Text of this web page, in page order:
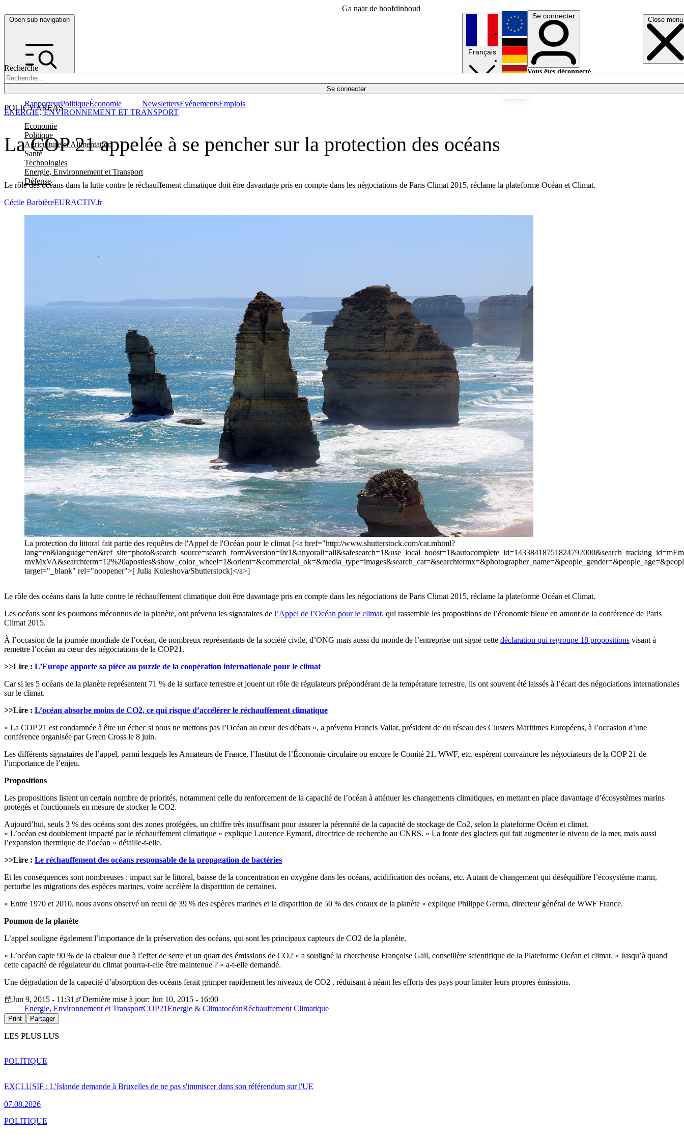
Ga naar de hoofdinhoud
Open sub navigation Close menu
Recherche
Se connecter
POLICY AREAS
Economie
Politique
Agriculture et Alimentation
Santé
Technologies
Energie, Environnement et Transport
Défense
RapporteurPolitiqueÉconomie NewslettersEvénementsEmplois
Français
English
Deutsch
Se connecter
Vous êtes déconnecté.
La COP 21 appelée à se pencher sur la protection des océans
Le rôle des océans dans la lutte contre le réchauffement climatique doit être davantage pris en compte dans les négociations de Paris Climat 2015, réclame la plateforme Océan et Climat.
ENERGIE, ENVIRONNEMENT ET TRANSPORT
Cécile BarbièreEURACTIV.fr
La protection du littoral fait partie des requêtes de l'Appel de l'Océan pour le climat [<a href="http://www.shutterstock.com/cat.mhtml?
target="_blank" rel="noopener">[ Julia Kuleshova/Shutterstock]</a>]
Le rôle des océans dans la lutte contre le réchauffement climatique doit être davantage pris en compte dans les négociations de Paris Climat 2015, réclame la plateforme Océan et Climat.
Les océans sont les poumons méconnus de la planète, ont prévenu les signataires de l’Appel de l’Océan pour le climat, qui rassemble les propositions de l’économie bleue en amont de la conférence de Paris
Climat 2015.
À l’occasion de la journée mondiale de l’océan, de nombreux représentants de la société civile, d’ONG mais aussi du monde de l’entreprise ont signé cette déclaration qui regroupe 18 propositions visant à
remettre l’océan au cœur des négociations de la COP21.
>>Lire : L’Europe apporte sa pièce au puzzle de la coopération internationale pour le climat
Car si les 5 océans de la planète représentent 71 % de la surface terrestre et jouent un rôle de régulateurs prépondérant de la température terrestre, ils ont souvent été laissés à l’écart des négociations internationales
sur le climat.
>>Lire : L’océan absorbe moins de CO2, ce qui risque d’accélérer le réchauffement climatique
« La COP 21 est condamnée à être un échec si nous ne mettons pas l’Océan au cœur des débats », a prévenu Francis Vallat, président de du réseau des Clusters Maritimes Européens, à l’occasion d’une
conférence organisée par Green Cross le 8 juin.
Les différents signataires de l’appel, parmi lesquels les Armateurs de France, l’Institut de l’Économie circulaire ou encore le Comité 21, WWF, etc. espèrent convaincre les négociateurs de la COP 21 de
l’importance de l’enjeu.
Propositions
Les propositions listent un certain nombre de priorités, notamment celle du renforcement de la capacité de l’océan à atténuer les changements climatiques, en mettant en place davantage d’écosystèmes marins
protégés et fonctionnels en mesure de stocker le CO2.
Aujourd’hui, seuls 3 % des océans sont des zones protégées, un chiffre très insuffisant pour assurer la pérennité de la capacité de stockage de Co2, selon la plateforme Océan et climat.
« L’océan est doublement impacté par le réchauffement climatique » explique Laurence Eymard, directrice de recherche au CNRS. « La fonte des glaciers qui fait augmenter le niveau de la mer, mais aussi
l’expansion thermique de l’océan » détaille-t-elle.
>>Lire : Le réchauffement des océans responsable de la propagation de bactéries
Et les conséquences sont nombreuses : impact sur le littoral, baisse de la concentration en oxygène dans les océans, acidification des océans, etc. Autant de changement qui déséquilibre l’écosystème marin,
perturbe les migrations des espèces marines, voire accélère la disparition de certaines.
« Entre 1970 et 2010, nous avons observé un recul de 39 % des espèces marines et la disparition de 50 % des coraux de la planète » explique Philippe Germa, directeur général de WWF France.
Poumon de la planète
L’appel souligne également l’importance de la préservation des océans, qui sont les principaux capteurs de CO2 de la planète.
« L’océan capte 90 % de la chaleur due à l’effet de serre et un quart des émissions de CO2 » a souligné la chercheuse Françoise Gail, conseillère scientifique de la Plateforme Océan et climat. « Jusqu’à quand
cette capacité de régulateur du climat pourra-t-elle être maintenue ? » a-t-elle demandé.
Une dégradation de la capacité d’absorption des océans ferait grimper rapidement les niveaux de CO2 , réduisant à néant les efforts des pays pour limiter leurs propres émissions.
Jun 9, 2015 - 11:31
Dernière mise à jour: Jun 10, 2015 - 16:00
Energie, Environnement et TransportCOP21Energie & ClimatocéanRéchauffement Climatique
Print Partager
LES PLUS LUS
EXCLUSIF : L'Islande demande à Bruxelles de ne pas s'immiscer dans son référendum sur l'UE
07.08.2026
POLITIQUE
POLITIQUE